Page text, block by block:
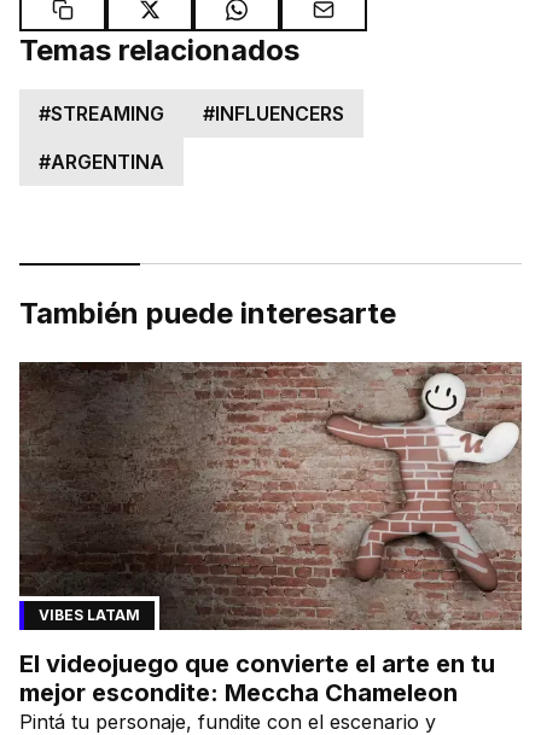
Temas relacionados
#STREAMING #INFLUENCERS
#ARGENTINA
También puede interesarte
VIBES LATAM
El videojuego que convierte el arte en tu
mejor escondite: Meccha Chameleon
Pintá tu personaje, fundite con el escenario y